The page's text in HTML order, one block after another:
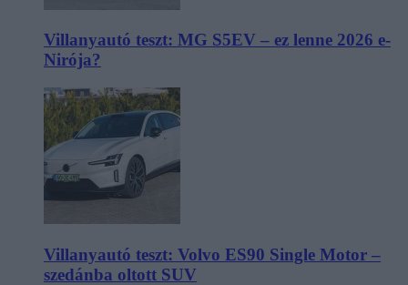
Villanyautó teszt: MG S5EV – ez lenne 2026 e-
Nirója?
Villanyautó teszt: Volvo ES90 Single Motor –
szedánba oltott SUV